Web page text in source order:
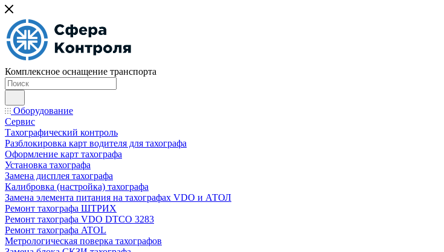
Комплексное оснащение транспорта
Оборудование
Сервис
Тахографический контроль
Разблокировка карт водителя для тахографа
Оформление карт тахографа
Установка тахографа
Замена дисплея тахографа
Калибровка (настройка) тахографа
Замена элемента питания на тахографах VDO и АТОЛ
Ремонт тахографа ШТРИХ
Ремонт тахографа VDO DTCO 3283
Ремонт тахографа ATOL
Метрологическая поверка тахографов